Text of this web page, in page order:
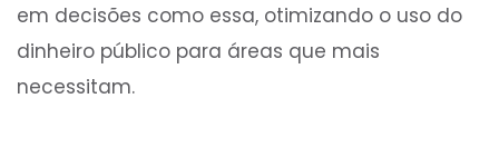
em decisões como essa, otimizando o uso do
dinheiro público para áreas que mais
necessitam.